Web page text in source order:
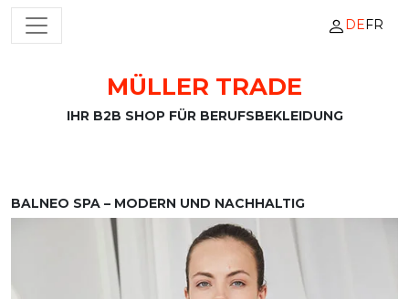
Zum Inhalt springen
HAUPTNAVIGATION DEFR
MÜLLER TRADE
IHR B2B SHOP FÜR BERUFSBEKLEIDUNG
BALNEO SPA – MODERN UND NACHHALTIG